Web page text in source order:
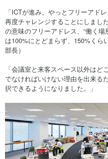
「ICTが進み、やっとフリーアド
再度チャレンジすることにしまし
の意味のフリーアドレス、“働く
は100%にとどまらず、150%くら
部長）
「会議室と来客スペース以外は
でなければいけない理由を出来る
択できるようになりました。」